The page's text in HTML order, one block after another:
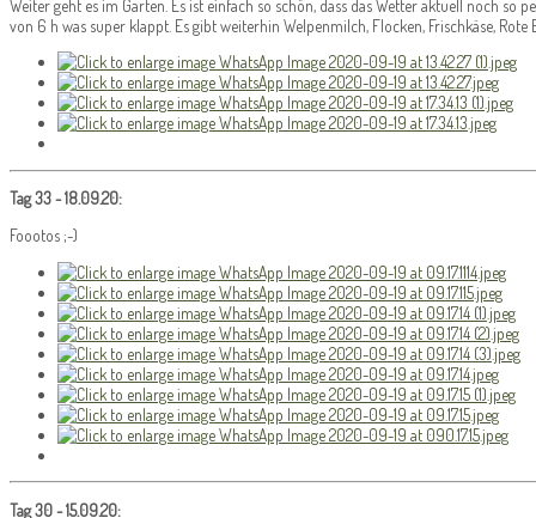
Weiter geht es im Garten. Es ist einfach so schön, dass das Wetter aktuell noch
von 6 h was super klappt. Es gibt weiterhin Welpenmilch, Flocken, Frischkäse,
Tag 33 - 18.09.20:
Foootos ;-)
Tag 30 - 15.09.20: